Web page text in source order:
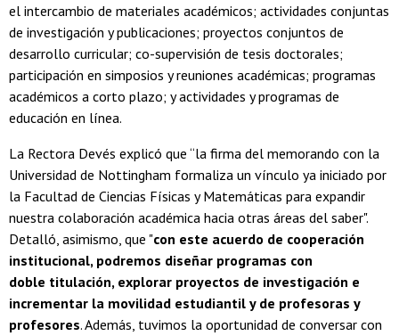
el intercambio de materiales académicos; actividades conjuntas
de investigación y publicaciones; proyectos conjuntos de
desarrollo curricular; co-supervisión de tesis doctorales;
participación en simposios y reuniones académicas; programas
académicos a corto plazo; y actividades y programas de
educación en línea.
La Rectora Devés explicó que “la firma del memorando con la
Universidad de Nottingham formaliza un vínculo ya iniciado por
la Facultad de Ciencias Físicas y Matemáticas para expandir
nuestra colaboración académica hacia otras áreas del saber".
Detalló, asimismo, que "con este acuerdo de cooperación
institucional, podremos diseñar programas con
doble titulación, explorar proyectos de investigación e
incrementar la movilidad estudiantil y de profesoras y
profesores. Además, tuvimos la oportunidad de conversar con